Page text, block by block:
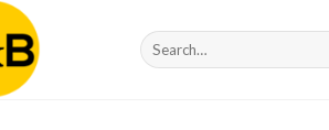
Search
for: